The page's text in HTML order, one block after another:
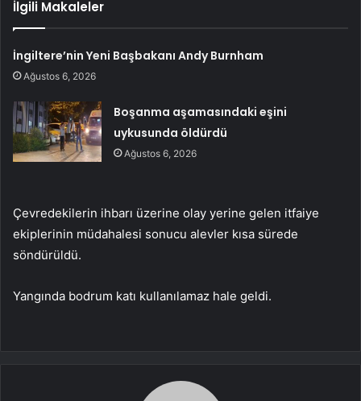
İlgili Makaleler
İngiltere’nin Yeni Başbakanı Andy Burnham
Ağustos 6, 2026
Boşanma aşamasındaki eşini
uykusunda öldürdü
Ağustos 6, 2026
Çevredekilerin ihbarı üzerine olay yerine gelen itfaiye
ekiplerinin müdahalesi sonucu alevler kısa sürede
söndürüldü.
Yangında bodrum katı kullanılamaz hale geldi.